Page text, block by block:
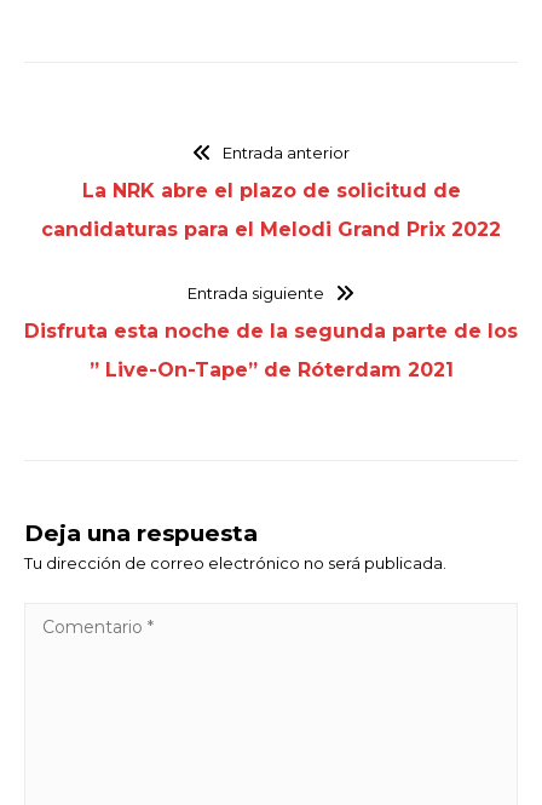
Entrada anterior
La NRK abre el plazo de solicitud de
candidaturas para el Melodi Grand Prix 2022
Entrada siguiente
Disfruta esta noche de la segunda parte de los
” Live-On-Tape” de Róterdam 2021
Deja una respuesta
Tu dirección de correo electrónico no será publicada.